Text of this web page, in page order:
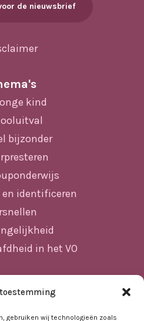
gebruiken wij technologieën zoals
de nieuwsbrief
kind
bijzonder
identificeren
in het VO